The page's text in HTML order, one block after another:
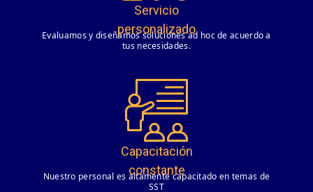
Servicio
personalizado
Evaluamos y diseñamos soluciones ad hoc de acuerdo a
tus necesidades.
Capacitación
constante
Nuestro personal es altamente capacitado en temas de
SST